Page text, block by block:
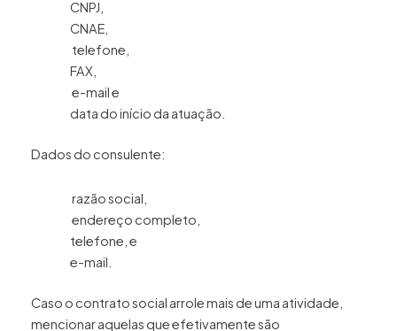
CNPJ,
CNAE,
telefone,
FAX,
e-mail e
data do início da atuação.
Dados do consulente:
razão social,
endereço completo,
telefone, e
e-mail.
Caso o contrato social arrole mais de uma atividade,
mencionar aquelas que efetivamente são